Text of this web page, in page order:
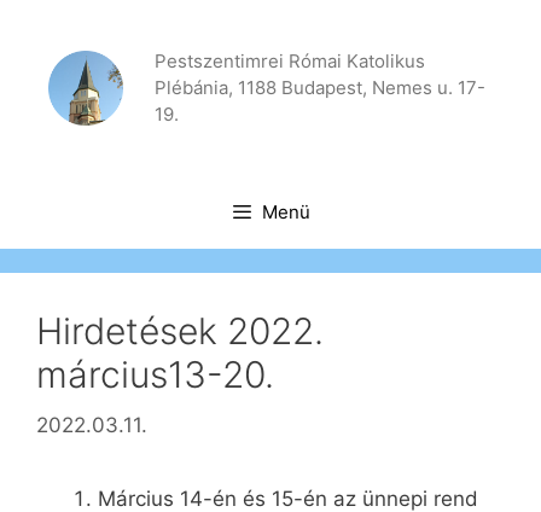
tartalomba
Pestszentimrei Római Katolikus
Plébánia, 1188 Budapest, Nemes u. 17-
19.
Menü
Hirdetések 2022.
március13-20.
2022.03.11.
Március 14-én és 15-én az ünnepi rend